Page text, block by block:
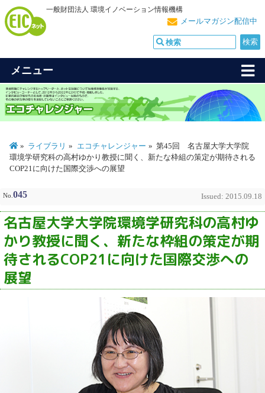
一般財団法人 環境イノベーション情報機構
メールマガジン配信中
メニュー
ライブラリ エコチャレンジャー
第45回 名古屋大学大学院
環境学研究科の高村ゆかり教授に聞く、新たな枠組の策定が期待される
COP21に向けた国際交渉への展望
No. 045 Issued: 2015.09.18
名古屋大学大学院環境学研究科の高村ゆ
かり教授に聞く、新たな枠組の策定が期
待されるCOP21に向けた国際交渉への
展望